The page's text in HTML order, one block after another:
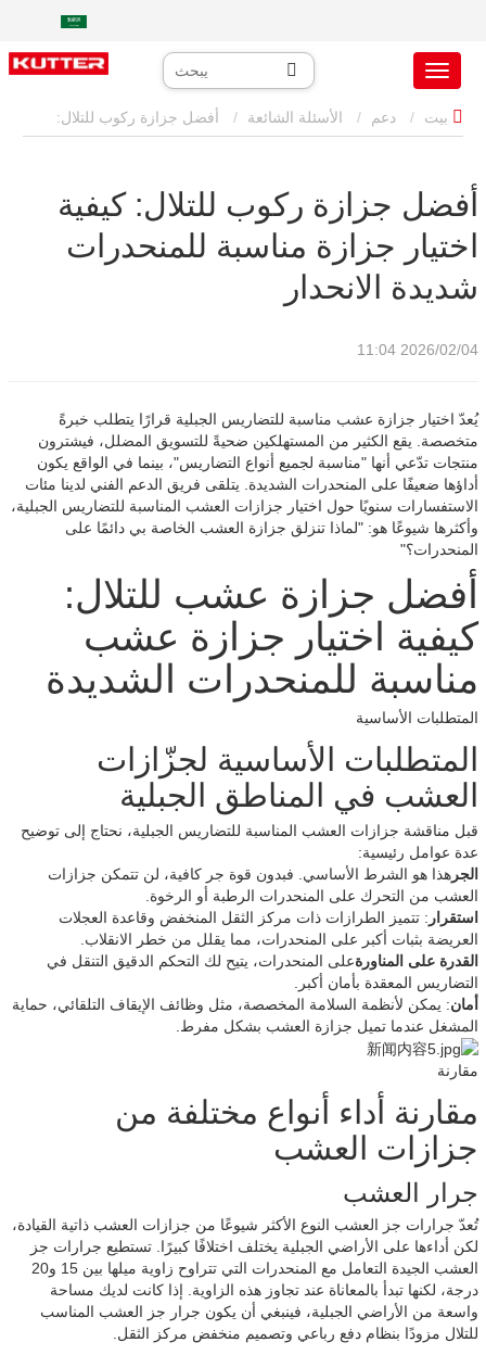
دعم الأسئلة الشائعة أفضل جزازة ركوب للتلال:
أفضل جزازة ركوب للتلال: كيفية
اختيار جزازة مناسبة للمنحدرات
شديدة الانحدار
2026/02/04 11:04
يُعدّ اختيار جزازة عشب مناسبة للتضاريس الجبلية قرارًا يتطلب خبرةً
متخصصة. يقع الكثير من المستهلكين ضحيةً للتسويق المضلل، فيشترون
منتجات تدّعي أنها "مناسبة لجميع أنواع التضاريس"، بينما في الواقع يكون
أداؤها ضعيفًا على المنحدرات الشديدة. يتلقى فريق الدعم الفني لدينا مئات
الاستفسارات سنويًا حول اختيار جزازات العشب المناسبة للتضاريس الجبلية،
وأكثرها شيوعًا هو: "لماذا تنزلق جزازة العشب الخاصة بي دائمًا على
المنحدرات؟"
أفضل جزازة عشب للتلال:
كيفية اختيار جزازة عشب
مناسبة للمنحدرات الشديدة
المتطلبات الأساسية
المتطلبات الأساسية لجزّازات
العشب في المناطق الجبلية
قبل مناقشة جزازات العشب المناسبة للتضاريس الجبلية، نحتاج إلى توضيح
عدة عوامل رئيسية:
الجر هذا هو الشرط الأساسي. فبدون قوة جر كافية، لن تتمكن جزازات
العشب من التحرك على المنحدرات الرطبة أو الرخوة.
استقرار : تتميز الطرازات ذات مركز الثقل المنخفض وقاعدة العجلات
العريضة بثبات أكبر على المنحدرات، مما يقلل من خطر الانقلاب.
القدرة على المناورةعلى المنحدرات، يتيح لك التحكم الدقيق التنقل في
التضاريس المعقدة بأمان أكبر.
أمان: يمكن لأنظمة السلامة المخصصة، مثل وظائف الإيقاف التلقائي، حماية
المشغل عندما تميل جزازة العشب بشكل مفرط.
مقارنة
مقارنة أداء أنواع مختلفة من
جزازات العشب
جرار العشب
تُعدّ جرارات جز العشب النوع الأكثر شيوعًا من جزازات العشب ذاتية القيادة،
لكن أداءها على الأراضي الجبلية يختلف اختلافًا كبيرًا. تستطيع جرارات جز
العشب الجيدة التعامل مع المنحدرات التي تتراوح زاوية ميلها بين 15 و20
درجة، لكنها تبدأ بالمعاناة عند تجاوز هذه الزاوية. إذا كانت لديك مساحة
واسعة من الأراضي الجبلية، فينبغي أن يكون جرار جز العشب المناسب
للتلال مزودًا بنظام دفع رباعي وتصميم منخفض مركز الثقل.